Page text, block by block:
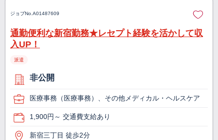
ジョブNo. A01487609
通勤便利な新宿勤務★レセプト経験を活かして収
入UP！
派遣
非公開
医療事務（医療事務）、その他メディカル・ヘルスケア
1,900円～ 交通費支給あり
新宿三丁目 徒歩2分